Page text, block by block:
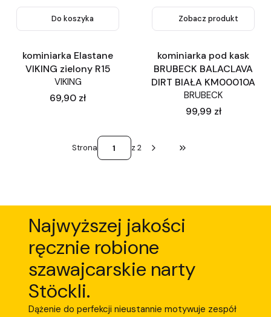
Do koszyka
kominiarka Elastane
VIKING zielony R15
VIKING
Cena
69,90 zł
Zobacz produkt
kominiarka pod kask
BRUBECK BALACLAVA
DIRT BIAŁA KM00010A
BRUBECK
Cena
99,99 zł
Strona z 2 Przejdź do ostatniej
Najwyższej jakości
ręcznie robione
szawajcarskie narty
Stöckli.
Dążenie do perfekcji nieustannie motywuje zespół